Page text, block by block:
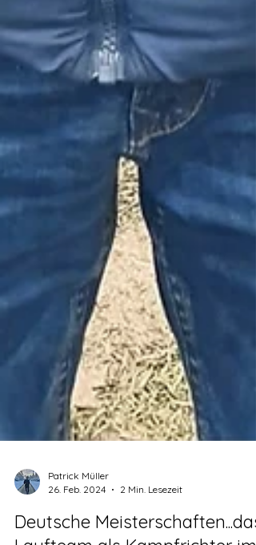
26. Feb. 2024
2 Min. Lesezeit